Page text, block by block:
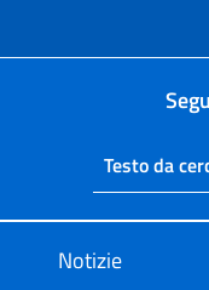
Cerca nel sito
Notizie